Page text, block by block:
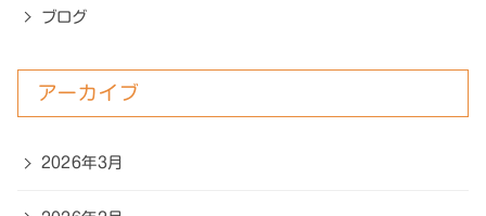
ブログ
アーカイブ
2026年3月